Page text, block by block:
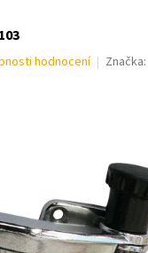
hodnocení Značka: